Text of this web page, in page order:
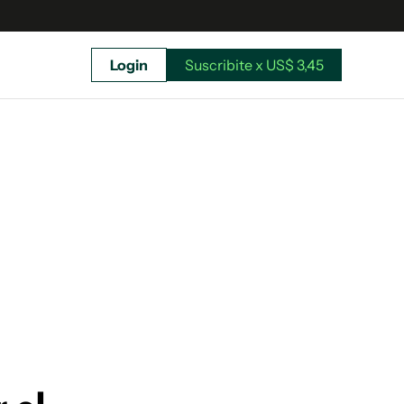
Login Suscribite x US$ 3,45